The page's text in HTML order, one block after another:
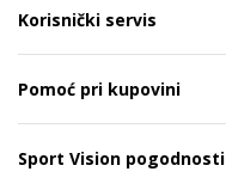
Korisnički servis
Pomoć pri kupovini
Sport Vision pogodnosti